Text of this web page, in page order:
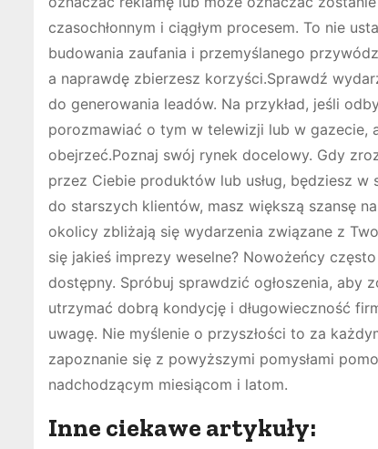
czasochłonnym i ciągłym procesem. To nie
budowania zaufania i przemyślanego
a naprawdę zbierzesz korzyści.Sprawdź
do generowania leadów. Na przykład, jeśli
porozmawiać o tym w telewizji lub w
obejrzeć.Poznaj swój rynek docelowy. Gdy
przez Ciebie produktów lub usług, będziesz
do starszych klientów, masz większą szansę
okolicy zbliżają się wydarzenia związane z
się jakieś imprezy weselne? Nowożeńcy
dostępny. Spróbuj sprawdzić ogłoszenia, aby
utrzymać dobrą kondycję i długowieczność
uwagę. Nie myślenie o przyszłości to za
zapoznanie się z powyższymi pomysłami
nadchodzącym miesiącom i latom.
Inne ciekawe artykuły: